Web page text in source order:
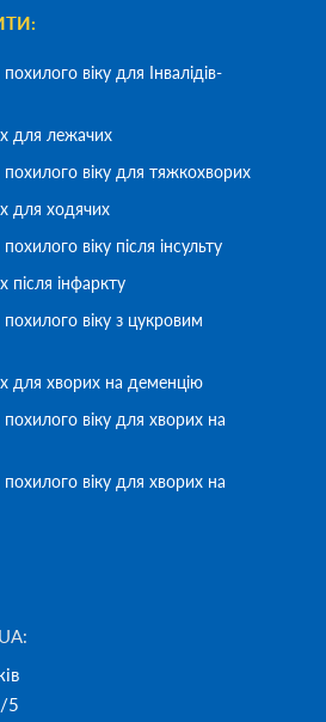
віку для Інвалідів-
для лежачих
віку для тяжкохворих
для ходячих
віку після інсульту
після інфаркту
віку з цукровим
для хворих на деменцію
віку для хворих на
віку для хворих на
5